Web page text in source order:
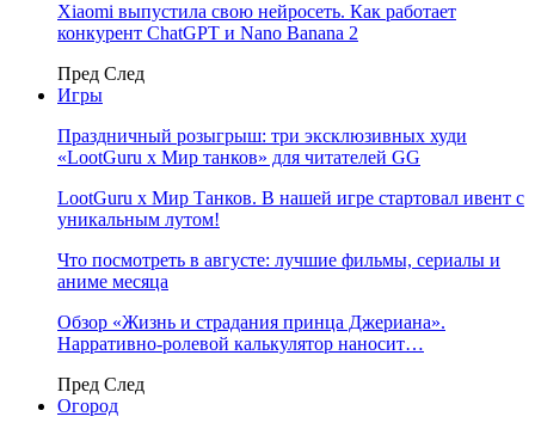
Xiaomi выпустила свою нейросеть. Как работает
конкурент ChatGPT и Nano Banana 2
Пред След
Игры
Праздничный розыгрыш: три эксклюзивных худи
«LootGuru х Мир танков» для читателей GG
LootGuru x Мир Танков. В нашей игре стартовал ивент с
уникальным лутом!
Что посмотреть в августе: лучшие фильмы, сериалы и
аниме месяца
Обзор «Жизнь и страдания принца Джериана».
Нарративно-ролевой калькулятор наносит…
Пред След
Огород